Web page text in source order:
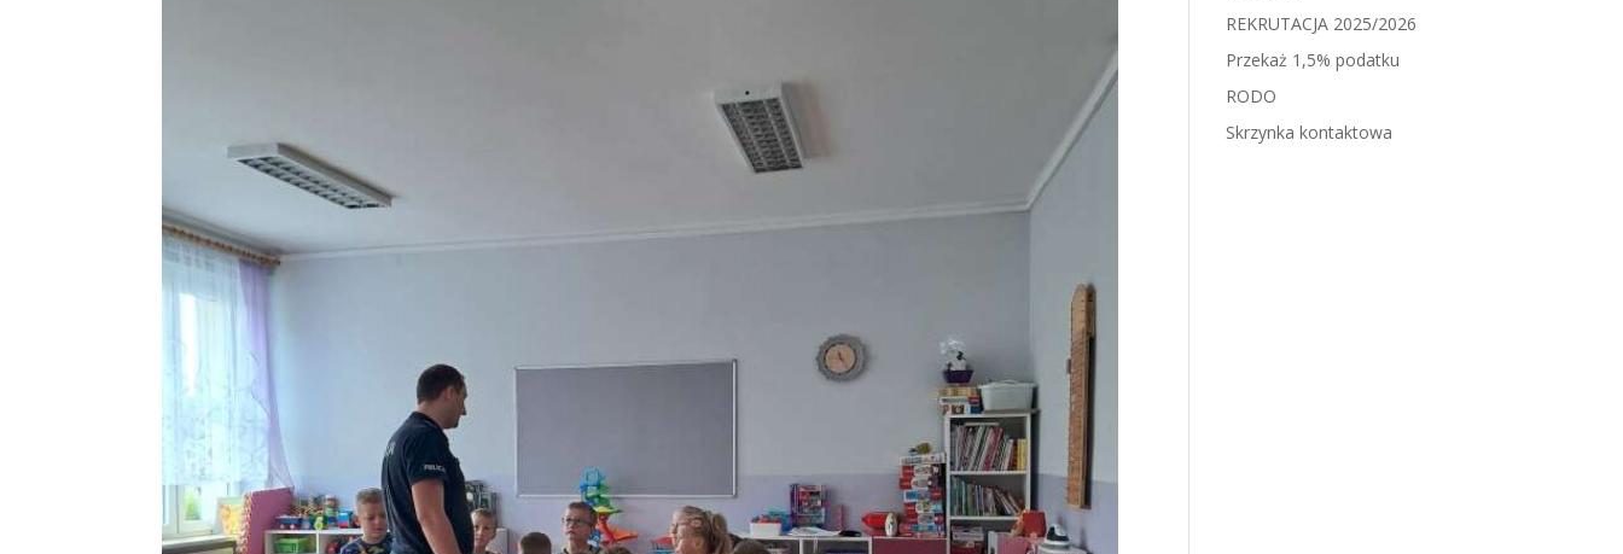
REKRUTACJA 2025/2026
Przekaż 1,5% podatku
RODO
Skrzynka kontaktowa